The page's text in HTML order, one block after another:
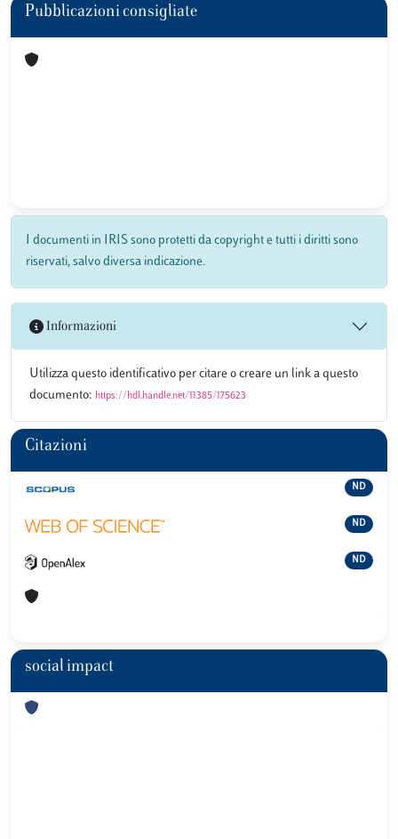
Pubblicazioni consigliate
I documenti in IRIS sono protetti da copyright e tutti i diritti sono
riservati, salvo diversa indicazione.
Informazioni
Utilizza questo identificativo per citare o creare un link a questo
documento: https://hdl.handle.net/11385/175623
Citazioni
ND
ND
ND
social impact